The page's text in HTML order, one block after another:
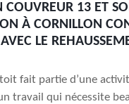
COUVREUR 13 ET
À CORNILLON
LE
fait partie d’une
travail qui nécessite